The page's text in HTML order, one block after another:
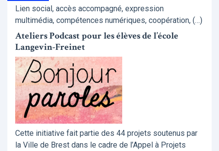
Lien social, accès accompagné, expression
multimédia, compétences numériques, coopération, (…)
Ateliers Podcast pour les élèves de l’école
Langevin-Freinet
Cette initiative fait partie des 44 projets soutenus par
la Ville de Brest dans le cadre de l’Appel à Projets